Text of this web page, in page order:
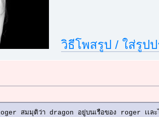
วิธีโพสรูป / ใส่รูป
สมมุติว่า dragon อยู่บนเรือของ roger เเละ